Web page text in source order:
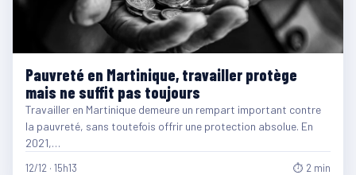
Pauvreté en Martinique, travailler protège
mais ne suffit pas toujours
Travailler en Martinique demeure un rempart important contre
la pauvreté, sans toutefois offrir une protection absolue. En
2021,…
12/12 · 15h13 ⏱ 2 min